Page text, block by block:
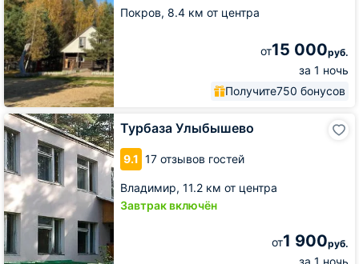
Покров, 8.4 км от центра
от15 000руб.
за 1 ночь
Получите750 бонусов
Турбаза Улыбышево
9.1 17 отзывов гостей
Владимир, 11.2 км от центра
Завтрак включён
от1 900руб.
за 1 ночь
Турбаза
Улыбышево